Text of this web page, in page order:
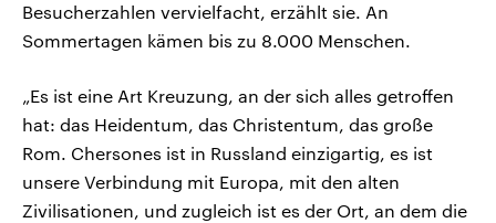
Besucherzahlen vervielfacht, erzählt sie. An
Sommertagen kämen bis zu 8.000 Menschen.
„Es ist eine Art Kreuzung, an der sich alles getroffen
hat: das Heidentum, das Christentum, das große
Rom. Chersones ist in Russland einzigartig, es ist
unsere Verbindung mit Europa, mit den alten
Zivilisationen, und zugleich ist es der Ort, an dem die